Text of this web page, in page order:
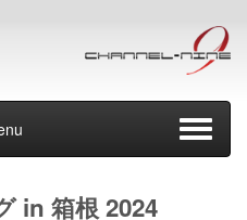
in 箱根 2024